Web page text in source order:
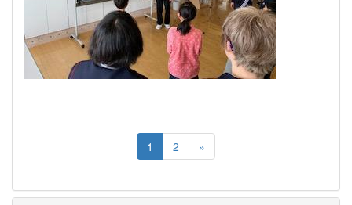
1 2 »